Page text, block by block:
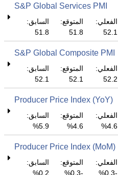
S&P Global Services PMI
الفعلي:
52.1
المتوقع:
51.8
السابق:
51.8
S&P Global Composite PMI
الفعلي:
52.2
المتوقع:
52.1
السابق:
52.1
Producer Price Index (YoY)
الفعلي:
4.6%
المتوقع:
4.6%
السابق:
5.9%
Producer Price Index (MoM)
الفعلي:
-0.3%
المتوقع:
-0.3%
السابق:
0.2%